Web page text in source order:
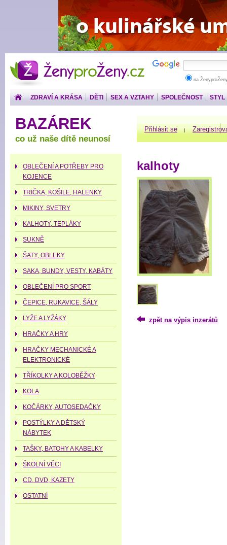
ŽenyproŽeny.cz
na
ZDRAVÍ A KRÁSA DĚTI SEX A VZTAHY SPOLEČNOST STYL
Přihlásit se
kalhoty
zpět na výpis inzerátů
BAZÁREK
co už naše dítě neunosí
OBLEČENÍ A POTŘEBY PRO
KOJENCE
TRIČKA, KOŠILE, HALENKY
MIKINY, SVETRY
KALHOTY, TEPLÁKY
SUKNĚ
ŠATY, OBLEKY
SAKA, BUNDY, VESTY, KABÁTY
OBLEČENÍ PRO SPORT
ČEPICE, RUKAVICE, ŠÁLY
LYŽE A LYŽÁKY
HRAČKY A HRY
HRAČKY MECHANICKÉ A
ELEKTRONICKÉ
TŘÍKOLKY A KOLOBĚŽKY
KOLA
KOČÁRKY, AUTOSEDAČKY
POSTÝLKY A DĚTSKÝ
NÁBYTEK
TAŠKY, BATOHY A KABELKY
ŠKOLNÍ VĚCI
CD, DVD, KAZETY
OSTATNÍ